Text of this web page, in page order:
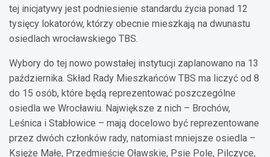
tej inicjatywy jest podniesienie standardu życia ponad 12
tysięcy lokatorów, którzy obecnie mieszkają na dwunastu
osiedlach wrocławskiego TBS.
Wybory do tej nowo powstałej instytucji zaplanowano na 13
października. Skład Rady Mieszkańców TBS ma liczyć od 8
do 15 osób, które będą reprezentować poszczególne
osiedla we Wrocławiu. Największe z nich – Brochów,
Leśnica i Stabłowice – mają docelowo być reprezentowane
przez dwóch członków rady, natomiast mniejsze osiedla –
Księże Małe, Przedmieście Oławskie, Psie Pole, Pilczyce,